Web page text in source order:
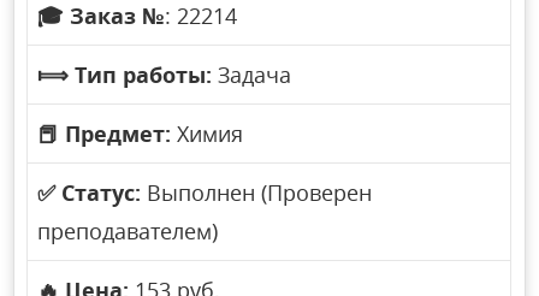
🎓 Заказ №: 22214
⟾ Тип работы: Задача
📕 Предмет: Химия
✅ Статус: Выполнен (Проверен
преподавателем)